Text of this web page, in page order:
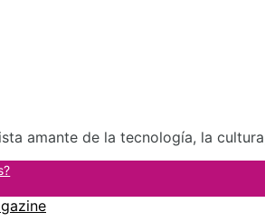
amante de la tecnología, la